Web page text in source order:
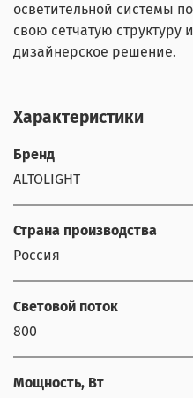
осветительной системы
свою сетчатую структуру
дизайнерское решение.
Характеристики
Бренд
ALTOLIGHT
Страна производства
Россия
Световой поток
800
Мощность, Вт